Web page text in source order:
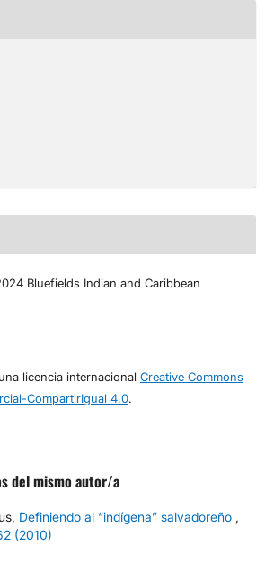
Bluefields Indian and Caribbean
licencia internacional Creative Commons
CompartirIgual 4.0.
del mismo autor/a
Definiendo al “indígena” salvadoreño ,
(2010)